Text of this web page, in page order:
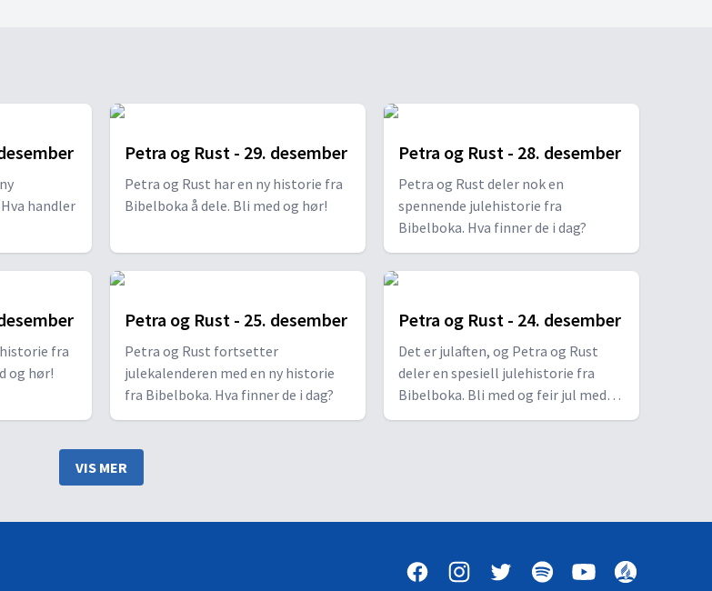
handler
Petra og Rust - 29. desember
Petra og Rust har en ny historie fra
Bibelboka å dele. Bli med og hør!
Petra og Rust - 28. desember
Petra og Rust deler nok en
spennende julehistorie fra
Bibelboka. Hva finner de i dag?
fra
og hør!
Petra og Rust - 25. desember
Petra og Rust fortsetter
julekalenderen med en ny historie
fra Bibelboka. Hva finner de i dag?
Petra og Rust - 24. desember
Det er julaften, og Petra og Rust
deler en spesiell julehistorie fra
Bibelboka. Bli med og feir jul med
dem!
VIS MER